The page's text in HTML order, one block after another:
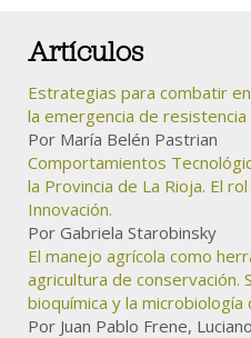
Artículos
Estrategias para combatir
la emergencia de
Por María Belén Pastrian
Comportamientos
la Provincia de La Rioja. El
Innovación.
Por Gabriela Starobinsky
El manejo agrícola como
agricultura de conservación.
bioquímica y la microbiología
Por Juan Pablo Frene,